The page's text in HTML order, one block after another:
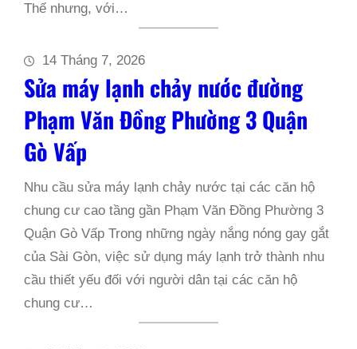
Thế nhưng, với…
14 Tháng 7, 2026
Sửa máy lạnh chảy nước đường
Phạm Văn Đồng Phường 3 Quận
Gò Vấp
Nhu cầu sửa máy lạnh chảy nước tại các căn hộ
chung cư cao tầng gần Phạm Văn Đồng Phường 3
Quận Gò Vấp Trong những ngày nắng nóng gay gắt
của Sài Gòn, việc sử dụng máy lạnh trở thành nhu
cầu thiết yếu đối với người dân tại các căn hộ
chung cư…